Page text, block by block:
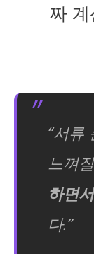
짜
“서류
느껴
하면
다.”